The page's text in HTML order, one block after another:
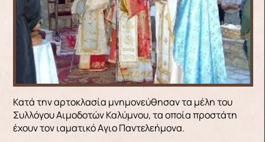
Κατά την αρτοκλασία μνημονεύθησαν τα μέλη του
Συλλόγου Αιμοδοτών Καλύμνου, τα οποία προστάτη
έχουν τον ιαματικό Aγιο Παντελεήμονα.